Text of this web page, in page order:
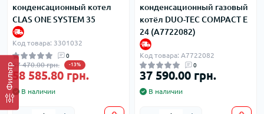
Фильтр
конденсационный котел
CLAS ONE SYSTEM 35
Код товара: 3301032
0
67 470.00 грн. -13%
58 585.80 грн.
В наличии
конденсационный газовый
котёл DUO-TEC COMPACT E
24 (A7722082)
Код товара: A7722082
0
37 590.00 грн.
В наличии